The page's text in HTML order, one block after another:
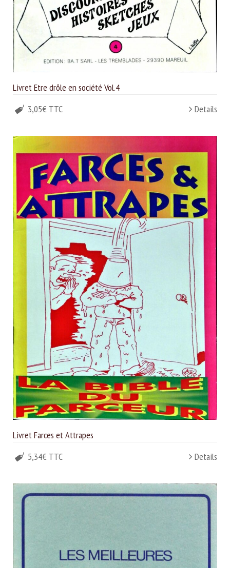
Livret Etre drôle en société Vol.4
3,05€ TTC
Details
Livret Farces et Attrapes
5,34€ TTC
Details